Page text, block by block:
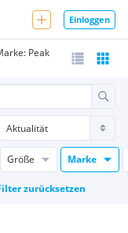
Einloggen
Peak
Größe Marke
zurücksetzen